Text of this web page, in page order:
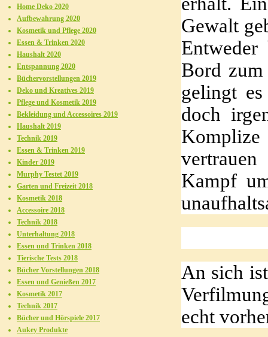
Gewalt
Bord
gelingt
doch
Kampf
An sich
echt
Home Deko 2020
Aufbewahrung 2020
Kosmetik und Pflege 2020
Essen & Trinken 2020
Haushalt 2020
Entspannung 2020
Büchervorstellungen 2019
Deko und Kreatives 2019
Pflege und Kosmetik 2019
Bekleidung und Accessoires 2019
Haushalt 2019
Technik 2019
Essen & Trinken 2019
Kinder 2019
Murphy Testet 2019
Garten und Freizeit 2018
Kosmetik 2018
Accessoire 2018
Technik 2018
Unterhaltung 2018
Essen und Trinken 2018
Tierische Tests 2018
Bücher Vorstellungen 2018
Essen und Genießen 2017
Kosmetik 2017
Technik 2017
Bücher und Hörspiele 2017
Aukey Produkte